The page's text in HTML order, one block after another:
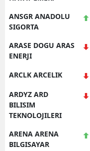
ANSGR ANADOLU
SIGORTA
ARASE DOGU ARAS
ENERJI
ARCLK ARCELIK
ARDYZ ARD
BILISIM
TEKNOLOJILERI
ARENA ARENA
BILGISAYAR